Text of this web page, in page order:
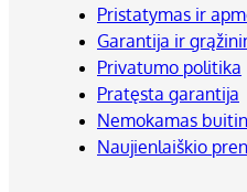
Pristatymas ir
Garantija ir
Privatumo politika
Pratęsta garantija
Nemokamas
Naujienlaiškio